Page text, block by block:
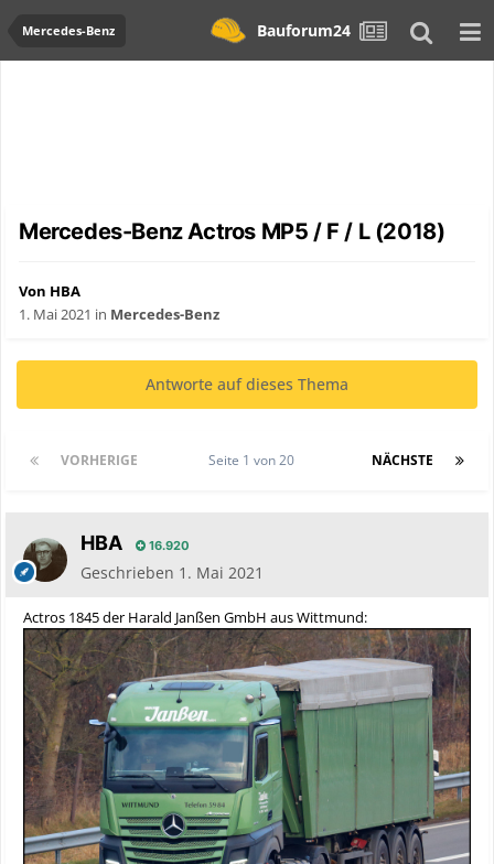
Mercedes-Benz Bauforum24
Mercedes-Benz Actros MP5 / F / L (2018)
Von HBA
1. Mai 2021 in Mercedes-Benz
Antworte auf dieses Thema
VORHERIGE NÄCHSTE
Seite 1 von 20
HBA 16.920
Geschrieben 1. Mai 2021
Actros 1845 der Harald Janßen GmbH aus Wittmund: